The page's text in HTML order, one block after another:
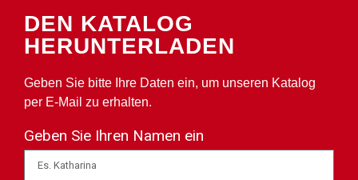
DEN KATALOG
HERUNTERLADEN
Geben Sie bitte Ihre Daten ein, um unseren Katalog
per E-Mail zu erhalten.
Geben Sie Ihren Namen ein